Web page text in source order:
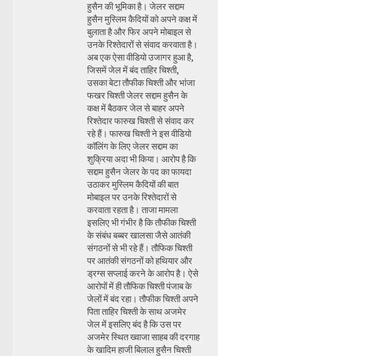
हुसैन की भूमिका है। जेलर सद्दाम
हुसैन मुस्लिम कैदियों को अपने कक्ष में
बुलाता है और फिर अपने मोबाइल से
उनके रिश्तेदारों से संवाद करवाता है।
अब एक ऐसा वीडियो उजागर हुआ है,
जिसमें जेल में बंद ताहिर चिश्ती,
उसका बेटा तौफीक चिश्ती और भांजा
फखर चिश्ती जेलर सद्दाम हुसैन के
कक्ष में बैठकर जेल से बाहर अपने
रिश्तेदार फारुख चिश्ती से संवाद कर
रहे हैं। फारुख चिश्ती ने इस वीडियो
कॉलिंग के लिए जेलर सद्दाम का
शुक्रिया अदा भी किया। आरोप है कि
सद्दाम हुसैन जेलर के पद का फायदा
उठाकर मुस्लिम कैदियों की बात
मोबाइल पर उनके रिश्तेदारों से
करवाता रहता है। ताजा मामला
इसलिए भी गंभीर है कि तौफीक चिश्ती
के संबंध बब्बर खालसा जैसे आतंकी
संगठनों से भी रहे हैं। तौफिक चिश्ती
पर आतंकी संगठनों को हथियार और
ड्रग्स सप्लाई करने के आरोप है। ऐसे
आरोपों में ही तौफिक चिश्ती पंजाब के
जेलों में बंद रहा। तौफीक चिश्ती अपने
पिता ताहिर चिश्ती के साथ अजमेर
जेल में इसलिए बंद है कि उस पर
अजमेर स्थित ख्वाजा साहब की दरगाह
के खादिम हाजी बिलाल हुसैन चिश्ती